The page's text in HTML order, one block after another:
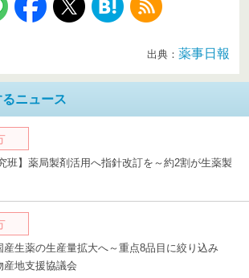
出典： 薬事日報
るニュース
班】薬局製剤活用へ指針改訂を～約2割が生薬製
産生薬の生産量拡大へ～重点8品目に絞り込み
産地支援協議会